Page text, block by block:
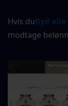
Hvis duRyd
modtage